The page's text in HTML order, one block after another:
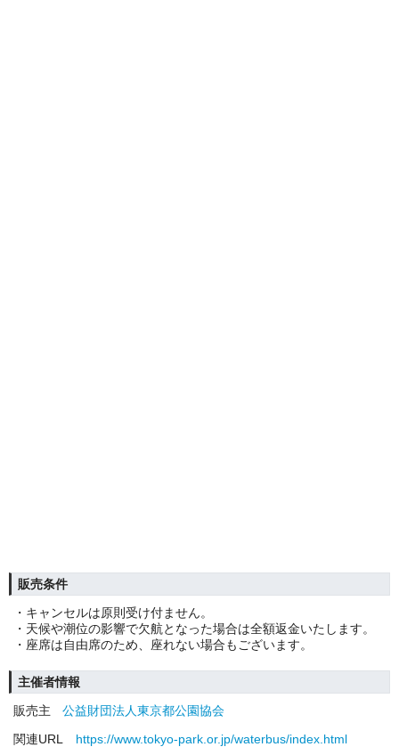
販売条件
・キャンセルは原則受け付ません。
・天候や潮位の影響で欠航となった場合は全額返金いたします。
・座席は自由席のため、座れない場合もございます。
主催者情報
販売主
公益財団法人東京都公園協会
関連URL
https://www.tokyo-park.or.jp/waterbus/index.html